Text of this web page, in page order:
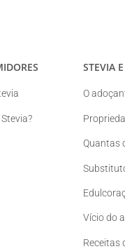
STEVIA
O
Quantas
Vício do
Receitas